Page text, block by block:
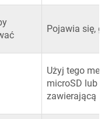
Pojawia się,
Użyj tego
microSD lub
zawierającą